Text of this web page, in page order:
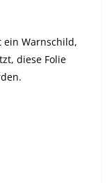
ein Warnschild,
diese Folie